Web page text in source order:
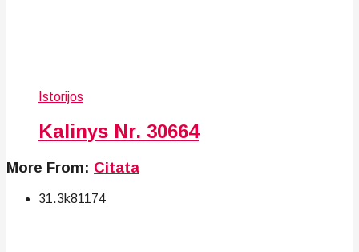
Istorijos
Kalinys Nr. 30664
More From: Citata
31.3k81 174